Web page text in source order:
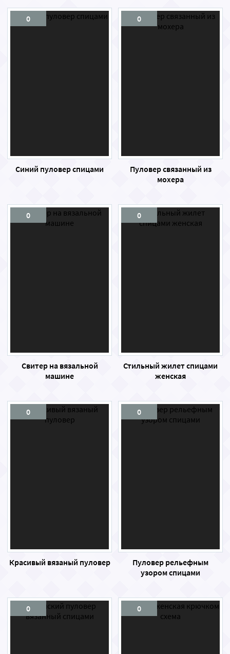
0
Синий пуловер спицами
0
Пуловер связанный из
мохера
0
Свитер на вязальной
машине
0
Стильный жилет спицами
женская
0
Красивый вязаный пуловер
0
Пуловер рельефным
узором спицами
0 0